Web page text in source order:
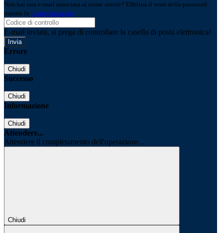
Non hai una e-mail associata al nome utente? Effettua il reset della password
tramite la Login Spaggiari
E-mail inviata, si prega di controllare la casella di posta elettronica!
Errore
Chiudi
Successo
Chiudi
Informazione
Chiudi
Attendere...
Attendere il completamento dell'operazione...
Chiudi